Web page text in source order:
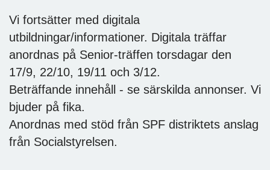
Vi fortsätter med digitala
utbildningar/informationer. Digitala träffar
anordnas på Senior-träffen torsdagar den
17/9, 22/10, 19/11 och 3/12.
Beträffande innehåll - se särskilda annonser. Vi
bjuder på fika.
Anordnas med stöd från SPF distriktets anslag
från Socialstyrelsen.